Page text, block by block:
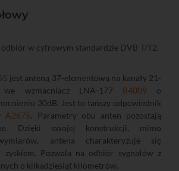
w cyfrowym standardzie DVB-T/T2.
jest anteną 37-elementową na kanały 21-
we wzmacniacz LNA-177 B4009o
30dB. Jest to tańszy odpowiednik
A2675. Parametry obu anten pozostają
Dzięki swojej konstrukcji, mimo
antena charakteryzuje się
zyskiem. Pozwala na odbiór sygnałów z
o kilkadziesiąt kilometrów.